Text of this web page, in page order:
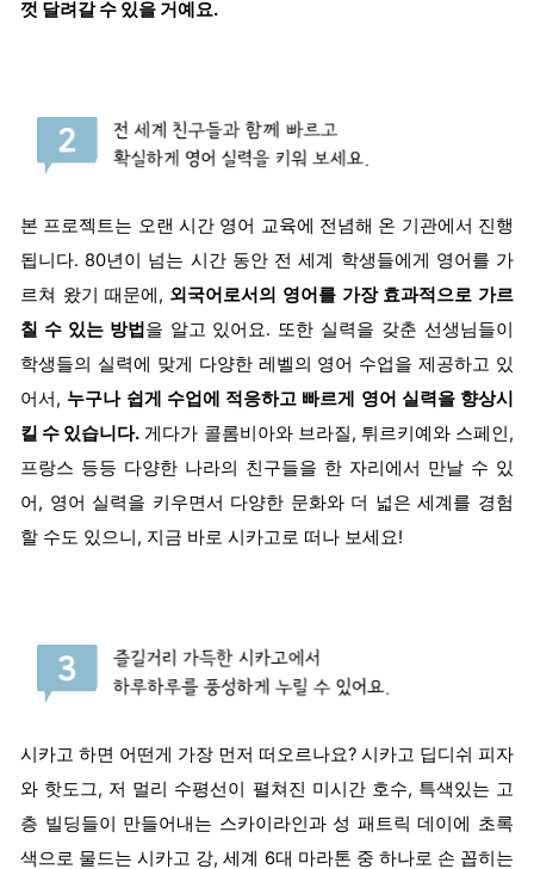
껏 달려갈 수 있을 거예요.
본 프로젝트는 오랜 시간 영어 교육에 전념해 온 기관에서 진행
됩니다. 80년이 넘는 시간 동안 전 세계 학생들에게 영어를 가
르쳐 왔기 때문에, 외국어로서의 영어를 가장 효과적으로 가르
칠 수 있는 방법 을 알고 있어요. 또한 실력을 갖춘 선생님들이
학생들의 실력에 맞게 다양한 레벨의 영어 수업을 제공하고 있
어서, 누구나 쉽게 수업에 적응하고 빠르게 영어 실력을 향상시
킬 수 있습니다. 게다가 콜롬비아와 브라질, 튀르키예와 스페인,
프랑스 등등 다양한 나라의 친구들을 한 자리에서 만날 수 있
어, 영어 실력을 키우면서 다양한 문화와 더 넓은 세계를 경험
할 수도 있으니, 지금 바로 시카고로 떠나 보세요!
시카고 하면 어떤게 가장 먼저 떠오르나요? 시카고 딥디쉬 피자
와 핫도그, 저 멀리 수평선이 펼쳐진 미시간 호수, 특색있는 고
층 빌딩들이 만들어내는 스카이라인과 성 패트릭 데이에 초록
색으로 물드는 시카고 강, 세계 6대 마라톤 중 하나로 손 꼽히는